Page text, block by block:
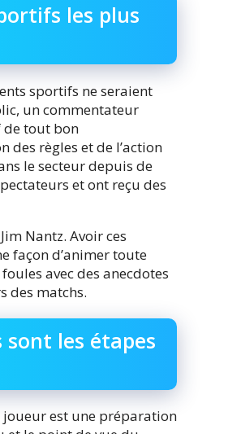
les plus
sportifs ne seraient
un commentateur
de tout bon
des règles et de l’action
le secteur depuis de
et ont reçu des
Nantz. Avoir ces
façon d’animer toute
avec des anecdotes
des matchs.
les étapes
est une préparation